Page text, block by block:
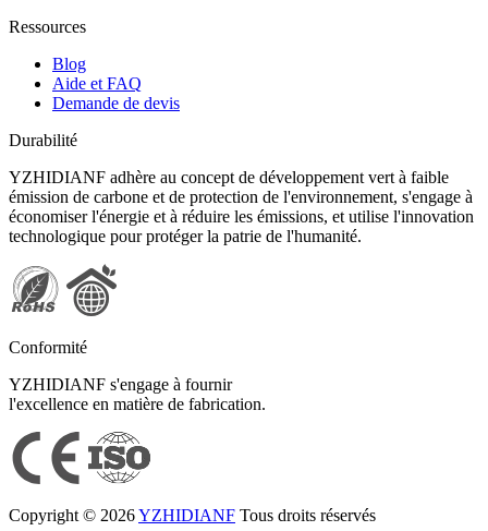
Ressources
Blog
Aide et FAQ
Demande de devis
Durabilité
YZHIDIANF adhère au concept de développement vert à faible
émission de carbone et de protection de l'environnement, s'engage à
économiser l'énergie et à réduire les émissions, et utilise l'innovation
technologique pour protéger la patrie de l'humanité.
Conformité
YZHIDIANF s'engage à fournir
l'excellence en matière de fabrication.
Copyright © 2026YZHIDIANF Tous droits réservés